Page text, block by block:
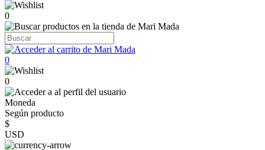
0
0
0
Moneda
Según producto
$
USD